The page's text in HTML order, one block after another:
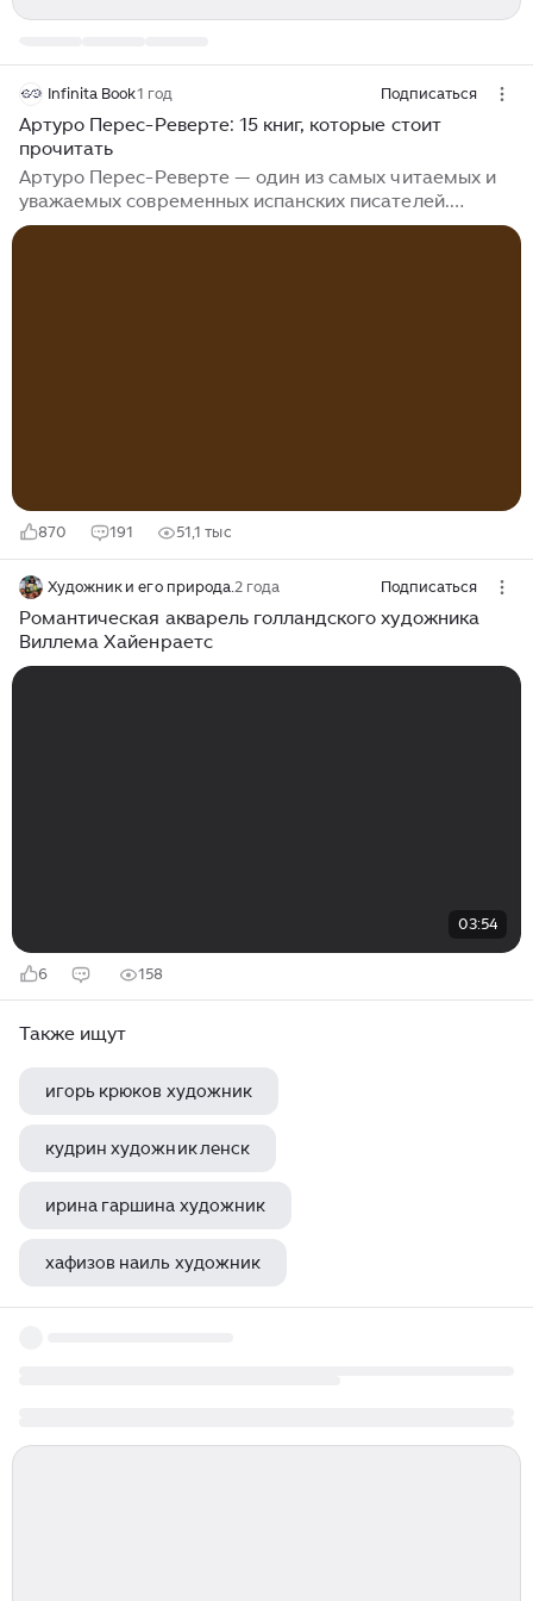
Infinita Book1 год Подписаться
Артуро Перес-Реверте: 15 книг, которые стоит
прочитать
Артуро Перес-Реверте — один из самых читаемых и
уважаемых современных испанских писателей.
Бывший военный корреспондент, побывавший во
870 191 51,1 тыс
Художник и его природа.2 года Подписаться
Романтическая акварель голландского художника
Виллема Хайенраетс
03:54
6 158
Также ищут
игорь крюков художник
кудрин художник ленск
ирина гаршина художник
хафизов наиль художник